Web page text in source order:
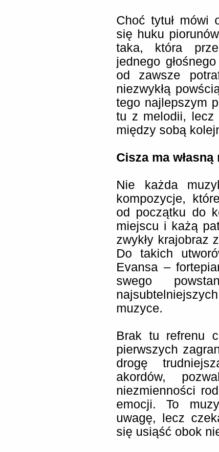
Choć tytuł mówi
się huku
taka, która
jednego
od zawsze
niezwykłą
tego najlepszym
tu z melodii, lecz
między sobą
Cisza ma
Nie każda
kompozycje,
od początku do
miejscu i każą
zwykły krajobraz
Do takich
Evansa –
swego
muzyce.
Brak tu refrenu
pierwszych
drogę
akordów,
niezmienności
emocji. To
uwagę, lecz
się usiąść obok